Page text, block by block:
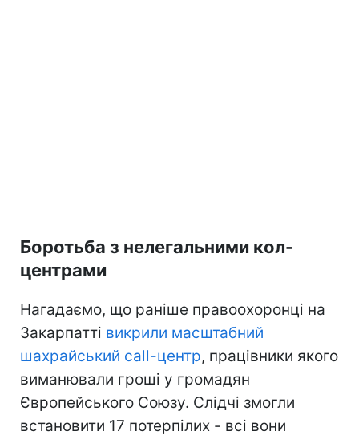
Боротьба з нелегальними кол-
центрами
Нагадаємо, що раніше правоохоронці на
Закарпатті викрили масштабний
шахрайський call-центр, працівники якого
виманювали гроші у громадян
Європейського Союзу. Слідчі змогли
встановити 17 потерпілих - всі вони